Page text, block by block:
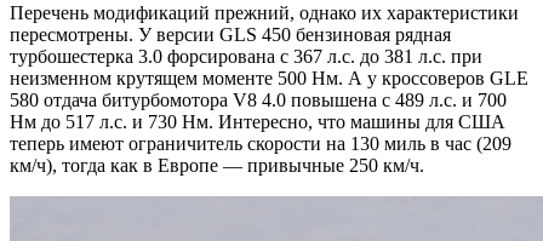
Перечень модификаций прежний, однако их характеристики
пересмотрены. У версии GLS 450 бензиновая рядная
турбошестерка 3.0 форсирована с 367 л.с. до 381 л.с. при
неизменном крутящем моменте 500 Нм. А у кроссоверов GLE
580 отдача битурбомотора V8 4.0 повышена с 489 л.с. и 700
Нм до 517 л.с. и 730 Нм. Интересно, что машины для США
теперь имеют ограничитель скорости на 130 миль в час (209
км/ч), тогда как в Европе — привычные 250 км/ч.